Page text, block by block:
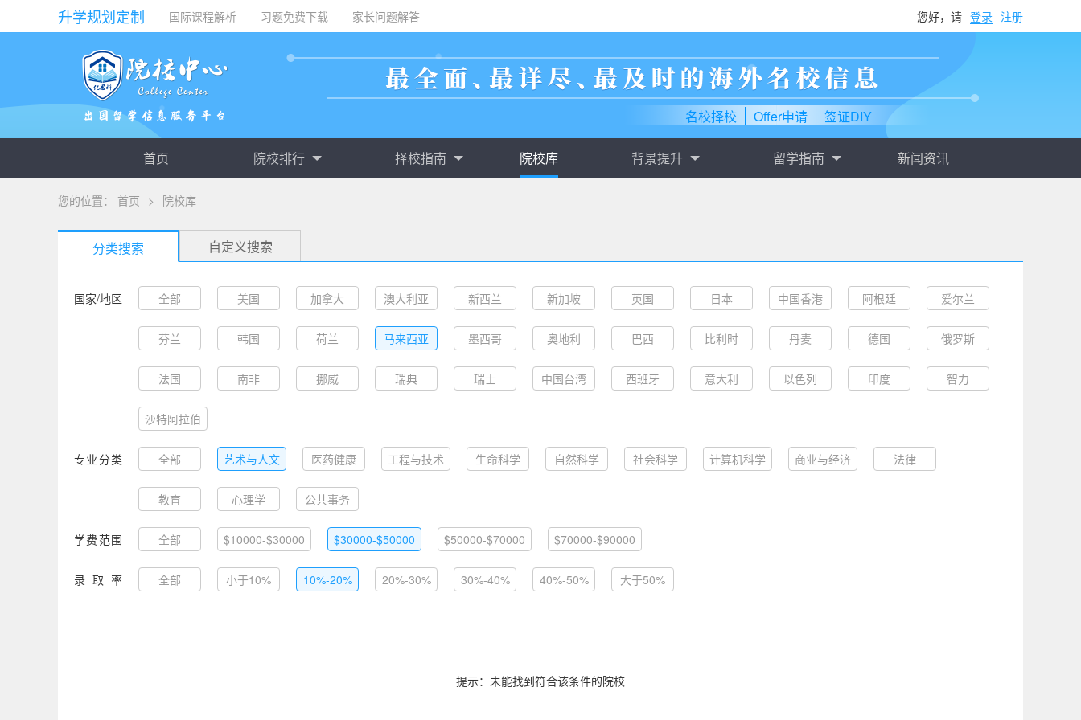
升学规划定制 国际课程解析 习题免费下载 家长问题解答 您好，请 登录 注册
名校择校 Offer申请 签证DIY
首页 院校排行 择校指南 院校库 背景提升 留学指南 新闻资讯
您的位置： 首页 > 院校库
分类搜索 自定义搜索
国家/地区 全部 美国 加拿大 澳大利亚 新西兰 新加坡 英国 日本 中国香港 阿根廷 爱尔兰
芬兰 韩国 荷兰 马来西亚 墨西哥 奥地利 巴西 比利时 丹麦 德国 俄罗斯
法国 南非 挪威 瑞典 瑞士 中国台湾 西班牙 意大利 以色列 印度 智力
沙特阿拉伯
专业分类 全部 艺术与人文 医药健康 工程与技术 生命科学 自然科学 社会科学 计算机科学 商业与经济 法律
教育 心理学 公共事务
学费范围 全部 $10000-$30000 $30000-$50000 $50000-$70000 $70000-$90000
录取率 全部 小于10% 10%-20% 20%-30% 30%-40% 40%-50% 大于50%
提示：未能找到符合该条件的院校